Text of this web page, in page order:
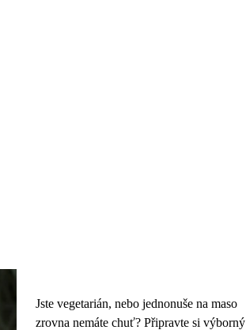
Jste vegetarián, nebo jednonuše na maso
zrovna nemáte chuť? Připravte si výborný